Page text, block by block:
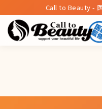
Call to Beauty -